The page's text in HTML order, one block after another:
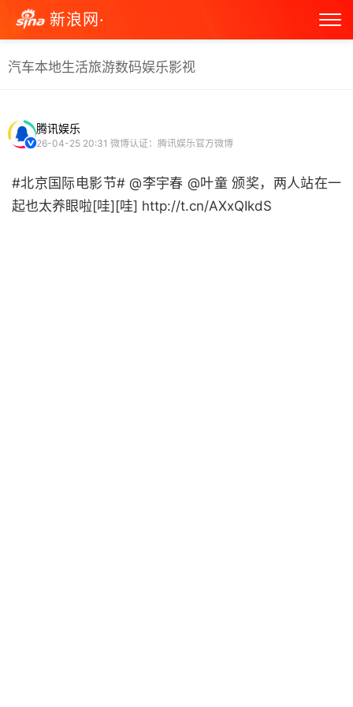
新浪网·
汽车本地生活旅游数码娱乐影视
腾讯娱乐
26-04-25 20:31 微博认证：腾讯娱乐官方微博
#北京国际电影节# @李宇春 @叶童 颁奖，两人站在一
起也太养眼啦[哇][哇] http://t.cn/AXxQIkdS ​